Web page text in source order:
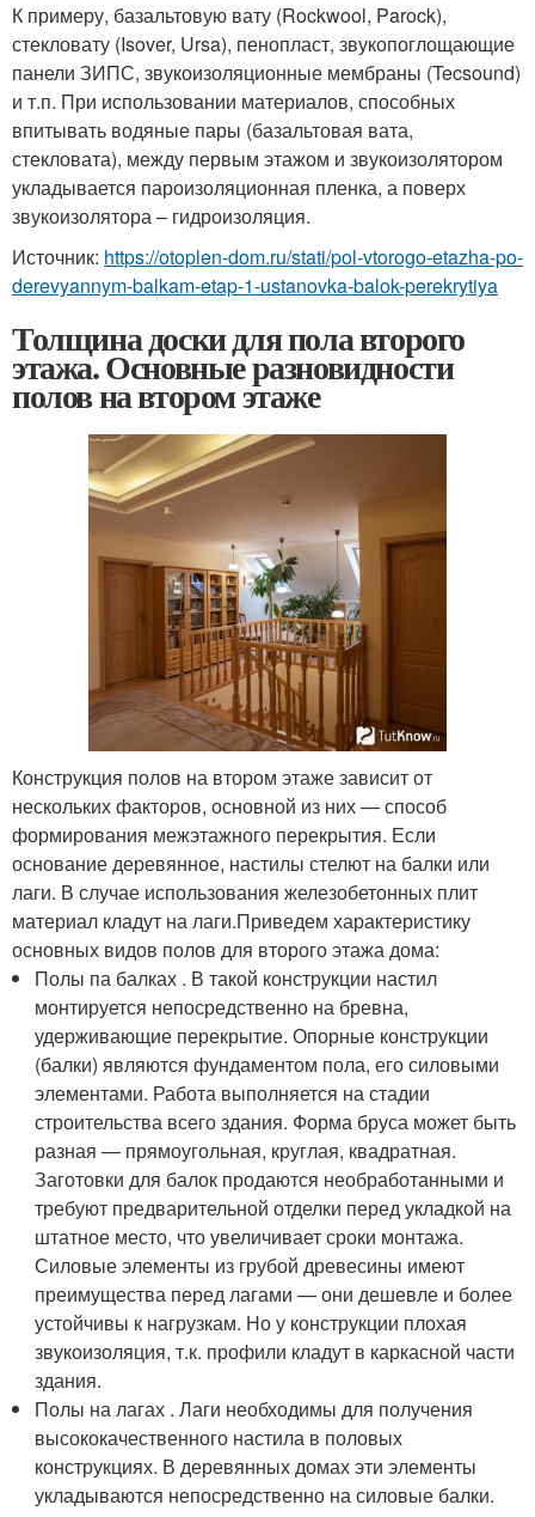
К примеру, базальтовую вату (Rockwool, Parock),
стекловату (Isover, Ursa), пенопласт, звукопоглощающие
панели ЗИПС, звукоизоляционные мембраны (Tecsound)
и т.п. При использовании материалов, способных
впитывать водяные пары (базальтовая вата,
стекловата), между первым этажом и звукоизолятором
укладывается пароизоляционная пленка, а поверх
звукоизолятора – гидроизоляция.
Источник: https://otoplen-dom.ru/stati/pol-vtorogo-etazha-po-
derevyannym-balkam-etap-1-ustanovka-balok-perekrytiya
Толщина доски для пола второго
этажа. Основные разновидности
полов на втором этаже
Конструкция полов на втором этаже зависит от
нескольких факторов, основной из них — способ
формирования межэтажного перекрытия. Если
основание деревянное, настилы стелют на балки или
лаги. В случае использования железобетонных плит
материал кладут на лаги.Приведем характеристику
основных видов полов для второго этажа дома:
Полы па балках . В такой конструкции настил
монтируется непосредственно на бревна,
удерживающие перекрытие. Опорные конструкции
(балки) являются фундаментом пола, его силовыми
элементами. Работа выполняется на стадии
строительства всего здания. Форма бруса может быть
разная — прямоугольная, круглая, квадратная.
Заготовки для балок продаются необработанными и
требуют предварительной отделки перед укладкой на
штатное место, что увеличивает сроки монтажа.
Силовые элементы из грубой древесины имеют
преимущества перед лагами — они дешевле и более
устойчивы к нагрузкам. Но у конструкции плохая
звукоизоляция, т.к. профили кладут в каркасной части
здания.
Полы на лагах . Лаги необходимы для получения
высококачественного настила в половых
конструкциях. В деревянных домах эти элементы
укладываются непосредственно на силовые балки.